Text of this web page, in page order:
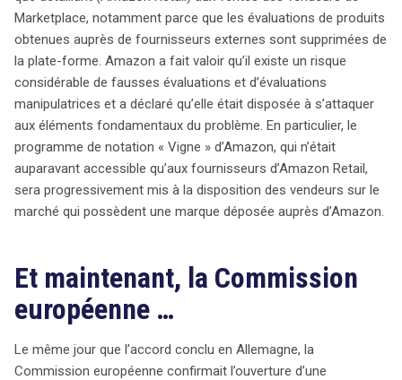
Marketplace, notamment parce que les évaluations de produits
obtenues auprès de fournisseurs externes sont supprimées de
la plate-forme. Amazon a fait valoir qu’il existe un risque
considérable de fausses évaluations et d’évaluations
manipulatrices et a déclaré qu’elle était disposée à s’attaquer
aux éléments fondamentaux du problème. En particulier, le
programme de notation « Vigne » d’Amazon, qui n’était
auparavant accessible qu’aux fournisseurs d’Amazon Retail,
sera progressivement mis à la disposition des vendeurs sur le
marché qui possèdent une marque déposée auprès d’Amazon.
Et maintenant, la Commission
européenne …
Le même jour que l’accord conclu en Allemagne, la
Commission européenne confirmait l’ouverture d’une